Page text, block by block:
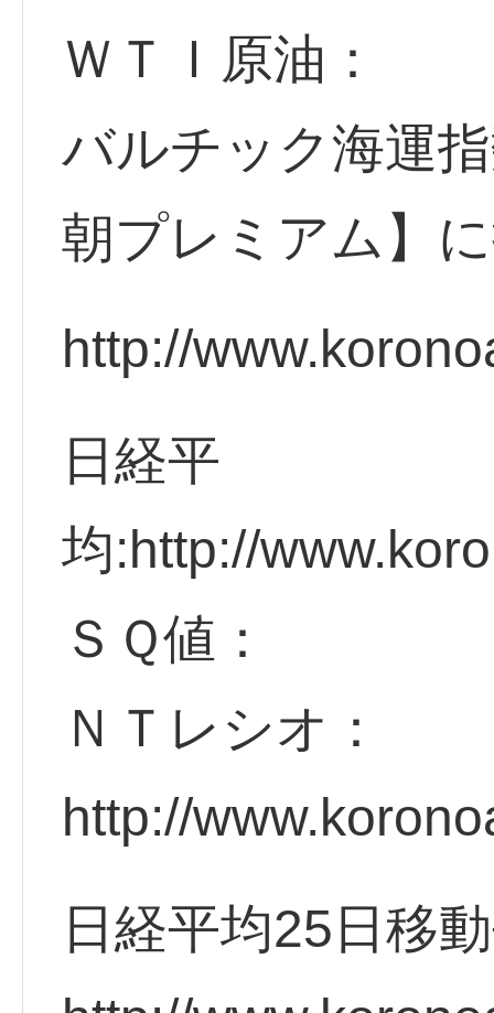
ＷＴＩ原油：
バルチック海運
朝プレミアム】
http://
日経平
均:http://
ＳＱ値：
ＮＴレシオ：
http://
日経平均25日移